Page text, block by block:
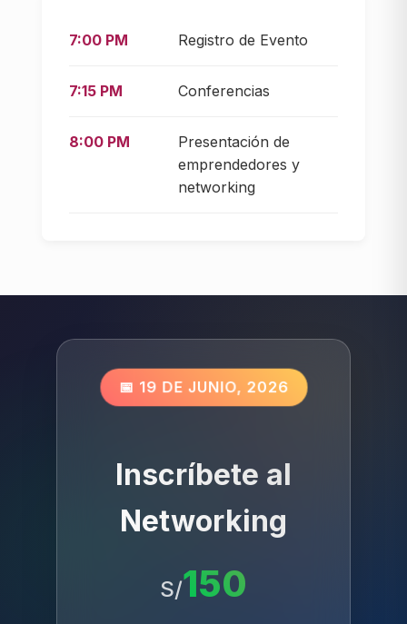
7:00 PM Registro de Evento
7:15 PM Conferencias
8:00 PM
Presentación de
emprendedores y
networking
📅 19 DE JUNIO, 2026
Inscríbete al
Networking
S/150